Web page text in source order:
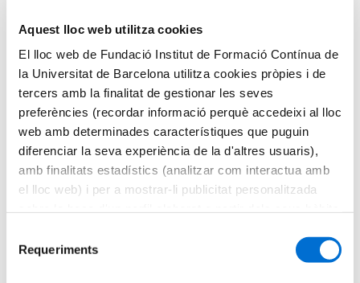
Aquest lloc web utilitza cookies
El lloc web de Fundació Institut de Formació Contínua de
la Universitat de Barcelona utilitza cookies pròpies i de
tercers amb la finalitat de gestionar les seves
preferències (recordar informació perquè accedeixi al lloc
web amb determinades característiques que puguin
diferenciar la seva experiència de la d'altres usuaris),
amb finalitats estadístics (analitzar com interactua amb
el lloc web) i per a mostrar-li publicitat personalitzada
obtenir més informació sobre les cookies pot consultar la
Requeriments
Salut i Social
Farmàcia
Educació i Cultura
Activitat Física i Ciències de l'Esport
Formació de Postgraus
Farmàcia
Empresa, Transformació i Sostenibilitat
Educació i Cultura
Activitat Física i Ciències de l'Esport
Cursos
Salut i Social
Empresa, Transformació i Sostenibilitat
Activitat Física i Ciències de l'Esport